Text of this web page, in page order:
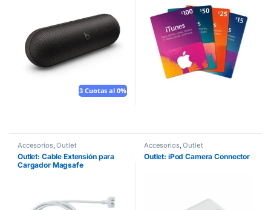
3 Cuotas al 0%
Accesorios,Outlet
Outlet: Cable Extensión para
Cargador Magsafe
Accesorios,Outlet
Outlet: iPod Camera Connector